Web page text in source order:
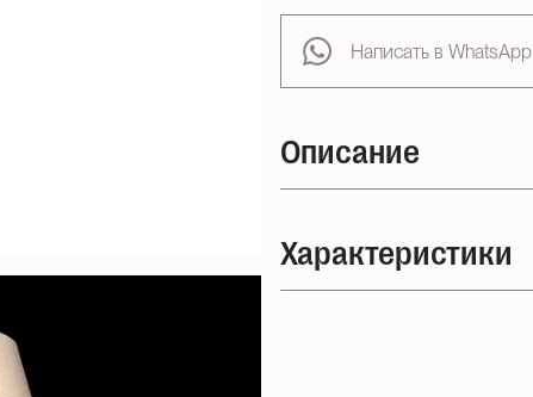
Написать в WhatsApp
Описание
Характеристики